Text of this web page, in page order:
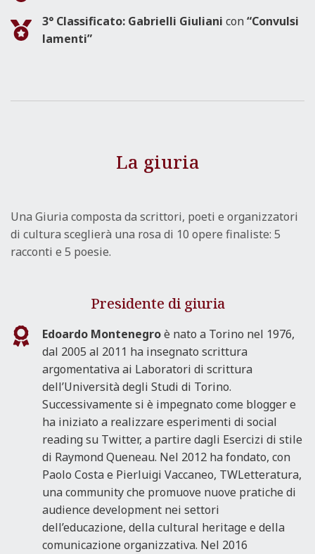
3° Classificato: Gabrielli Giuliani con “Convulsi
lamenti”
La giuria
Una Giuria composta da scrittori, poeti e organizzatori
di cultura sceglierà una rosa di 10 opere finaliste: 5
racconti e 5 poesie.
Presidente di giuria
Edoardo Montenegroè nato a Torino nel 1976,
dal 2005 al 2011 ha insegnato scrittura
argomentativa ai Laboratori di scrittura
dell’Università degli Studi di Torino.
Successivamente si è impegnato come blogger e
ha iniziato a realizzare esperimenti di social
reading su Twitter, a partire dagli Esercizi di stile
di Raymond Queneau. Nel 2012 ha fondato, con
Paolo Costa e Pierluigi Vaccaneo, TWLetteratura,
una community che promuove nuove pratiche di
audience development nei settori
dell’educazione, della cultural heritage e della
comunicazione organizzativa. Nel 2016